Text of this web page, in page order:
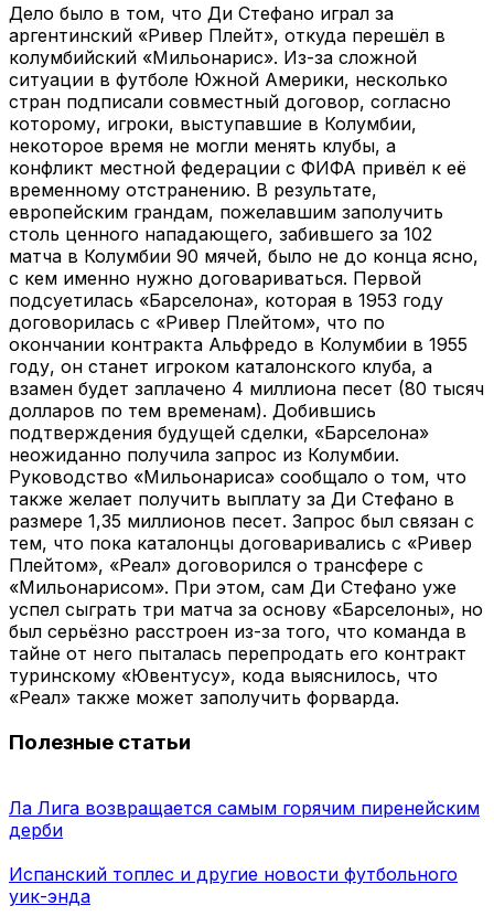
Дело было в том, что Ди Стефано играл за
аргентинский «Ривер Плейт», откуда перешёл в
колумбийский «Мильонарис». Из-за сложной
ситуации в футболе Южной Америки, несколько
стран подписали совместный договор, согласно
которому, игроки, выступавшие в Колумбии,
некоторое время не могли менять клубы, а
конфликт местной федерации с ФИФА привёл к её
временному отстранению. В результате,
европейским грандам, пожелавшим заполучить
столь ценного нападающего, забившего за 102
матча в Колумбии 90 мячей, было не до конца ясно,
с кем именно нужно договариваться. Первой
подсуетилась «Барселона», которая в 1953 году
договорилась с «Ривер Плейтом», что по
окончании контракта Альфредо в Колумбии в 1955
году, он станет игроком каталонского клуба, а
взамен будет заплачено 4 миллиона песет (80 тысяч
долларов по тем временам). Добившись
подтверждения будущей сделки, «Барселона»
неожиданно получила запрос из Колумбии.
Руководство «Мильонариса» сообщало о том, что
также желает получить выплату за Ди Стефано в
размере 1,35 миллионов песет. Запрос был связан с
тем, что пока каталонцы договаривались с «Ривер
Плейтом», «Реал» договорился о трансфере с
«Мильонарисом». При этом, сам Ди Стефано уже
успел сыграть три матча за основу «Барселоны», но
был серьёзно расстроен из-за того, что команда в
тайне от него пыталась перепродать его контракт
туринскому «Ювентусу», кода выяснилось, что
«Реал» также может заполучить форварда.
Полезные статьи
Ла Лига возвращается самым горячим пиренейским
дерби
Испанский топлес и другие новости футбольного
уик-энда